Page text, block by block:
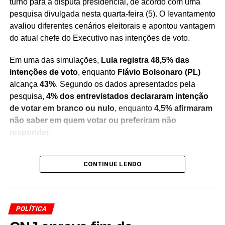
turno para a disputa presidencial, de acordo com uma
pesquisa divulgada nesta quarta-feira (5). O levantamento
avaliou diferentes cenários eleitorais e apontou vantagem
do atual chefe do Executivo nas intenções de voto.
Em uma das simulações, Lula registra 48,5% das
intenções de voto, enquanto Flávio Bolsonaro (PL)
alcança 43%. Segundo os dados apresentados pela
pesquisa, 4% dos entrevistados declararam intenção
de votar em branco ou nulo, enquanto 4,5% afirmaram
não saber em quem votar ou preferiram não
Os números refletem um recorte do cenário eleitoral no
momento da realização do levantamento e servem como
Pesquisas de intenção de voto não representam
resultado definitivo das eleições
para acompanhar a evolução do cenário político e das
CONTINUE LENDO
POLÍTICA